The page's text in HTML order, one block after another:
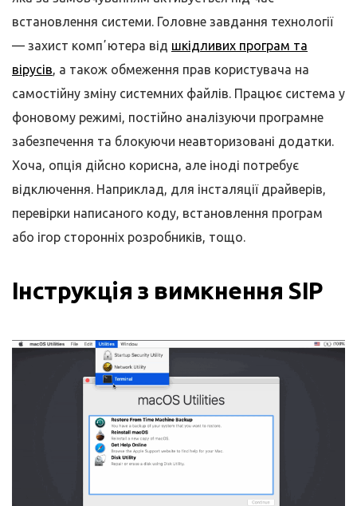
встановлення системи. Головне завдання технології
— захист компʼютера від шкідливих програм та
вірусів, а також обмеження прав користувача на
самостійну зміну системних файлів. Працює система у
фоновому режимі, постійно аналізуючи програмне
забезпечення та блокуючи неавторизовані додатки.
Хоча, опція дійсно корисна, але іноді потребує
відключення. Наприклад, для інсталяції драйверів,
перевірки написаного коду, встановлення програм
або ігор сторонніх розробників, тощо.
Інструкція з вимкнення SIP